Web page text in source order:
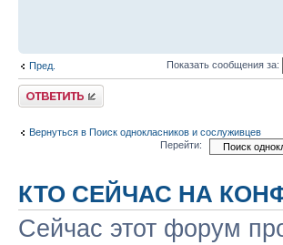
Пред. Показать сообщения за:
Ответить
Вернуться в Поиск однокласников и сослуживцев
Перейти:
КТО СЕЙЧАС НА
Сейчас этот форум